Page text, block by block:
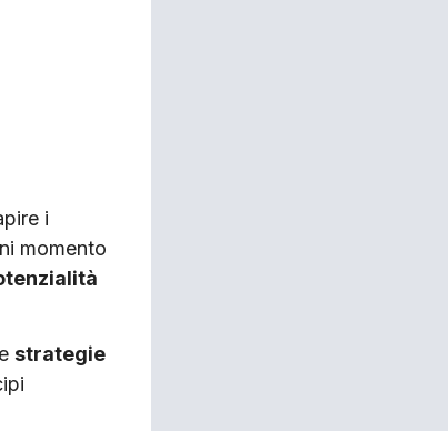
i
momento
strategie